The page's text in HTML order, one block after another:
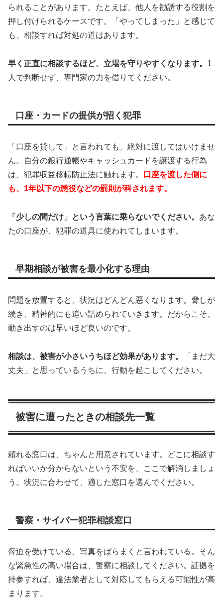
られることがあります。たとえば、他人を勧誘する役割を
押し付けられるケースです。「やってしまった」と感じて
も、相談すれば対処の道はあります。
早く正直に相談するほど、立場を守りやすくなります。 1
人で判断せず、専門家の力を借りてください。
口座・カードの提供が招く犯罪
「口座を貸して」と言われても、絶対に渡してはいけませ
ん。自分の銀行通帳やキャッシュカードを譲渡する行為
は、犯罪収益移転防止法に触れます。
口座を渡した側に
も、1年以下の懲役などの罰則が科されます。
「少しの間だけ」という言葉に乗らないでください。 あな
たの口座が、犯罪の道具に使われてしまいます。
早期相談が被害を最小化する理由
問題を放置すると、状況はどんどん悪くなります。脅しが
続き、精神的にも追い詰められていきます。だからこそ、
動き出すのは早いほど良いのです。
相談は、被害が小さいうちほど効果があります。
「まだ大
丈夫」と思っているうちに、行動を起こしてください。
被害に遭ったときの相談先一覧
頼れる窓口は、ちゃんと用意されています。どこに相談す
ればいいか分からないという不安を、ここで解消しましょ
う。状況に合わせて、適した窓口を選んでください。
警察・サイバー犯罪相談窓口
脅迫を受けている、写真をばらまくと言われている。そん
な緊急性の高い場合は、警察に相談してください。証拠を
持参すれば、違法業者として対応してもらえる可能性が高
まります。